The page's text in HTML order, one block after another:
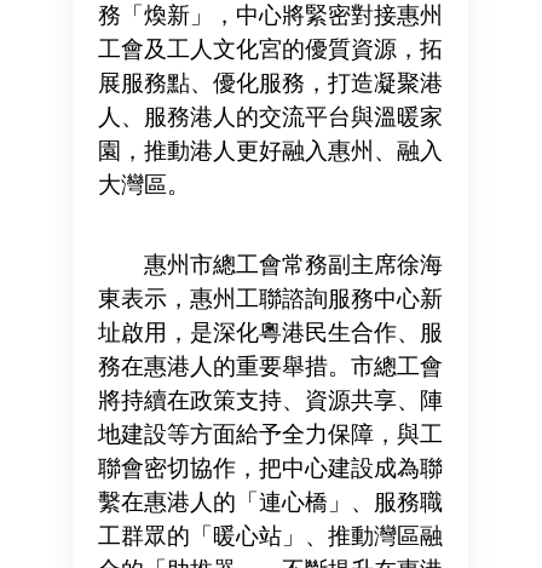
務「煥新」，中心將緊密對接惠州
工會及工人文化宮的優質資源，拓
展服務點、優化服務，打造凝聚港
人、服務港人的交流平台與溫暖家
園，推動港人更好融入惠州、融入
大灣區。
惠州市總工會常務副主席徐海
東表示，惠州工聯諮詢服務中心新
址啟用，是深化粵港民生合作、服
務在惠港人的重要舉措。市總工會
將持續在政策支持、資源共享、陣
地建設等方面給予全力保障，與工
聯會密切協作，把中心建設成為聯
繫在惠港人的「連心橋」、服務職
工群眾的「暖心站」、推動灣區融